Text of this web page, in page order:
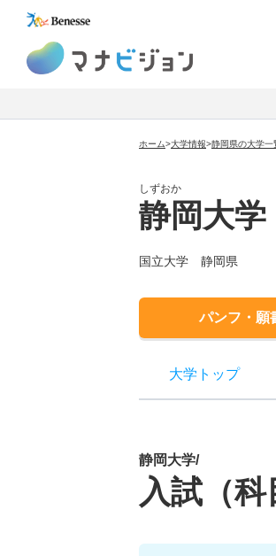
ホーム>大学情報>静岡県の大学一
しずおか
静岡大学
国立大学 静岡県
パンフ・願
大学トップ
静岡大学/
入試（科